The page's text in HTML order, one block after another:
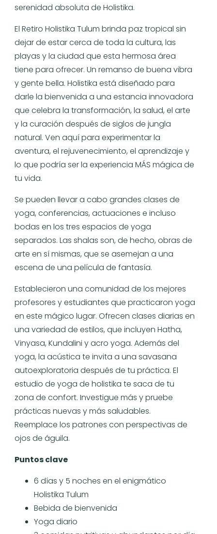
serenidad absoluta de Holistika.
El Retiro Holistika Tulum brinda paz tropical sin
dejar de estar cerca de toda la cultura, las
playas y la ciudad que esta hermosa área
tiene para ofrecer. Un remanso de buena vibra
y gente bella. Holistika está diseñado para
darle la bienvenida a una estancia innovadora
que celebra la transformación, la salud, el arte
y la curación después de siglos de jungla
natural. Ven aquí para experimentar la
aventura, el rejuvenecimiento, el aprendizaje y
lo que podría ser la experiencia MÁS mágica de
tu vida.
Se pueden llevar a cabo grandes clases de
yoga, conferencias, actuaciones e incluso
bodas en los tres espacios de yoga
separados. Las shalas son, de hecho, obras de
arte en sí mismas, que se asemejan a una
escena de una película de fantasía.
Establecieron una comunidad de los mejores
profesores y estudiantes que practicaron yoga
en este mágico lugar. Ofrecen clases diarias en
una variedad de estilos, que incluyen Hatha,
Vinyasa, Kundalini y acro yoga. Además del
yoga, la acústica te invita a una savasana
autoexploratoria después de tu práctica. El
estudio de yoga de holistika te saca de tu
zona de confort. Investigue más y pruebe
prácticas nuevas y más saludables.
Reemplace los patrones con perspectivas de
ojos de águila.
Puntos clave
6 días y 5 noches en el enigmático
Holistika Tulum
Bebida de bienvenida
Yoga diario